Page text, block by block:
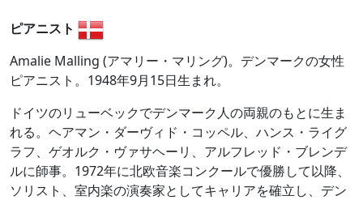
ピアニスト
Amalie Malling (アマリー・マリング)。デンマークの女性
ピアニスト。1948年9月15日生まれ。
ドイツのリューベックでデンマーク人の両親のもとに生ま
れる。ヘアマン・ダーヴィド・コッペル、ハンス・ライグ
ラフ、ゲオルク・ヴァサヘーリ、アルフレッド・ブレンデ
ルに師事。1972年に北欧音楽コンクールで優勝して以降、
ソリスト、室内楽の演奏家としてキャリアを確立し、デン